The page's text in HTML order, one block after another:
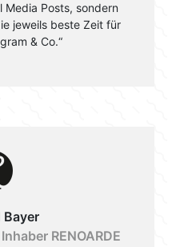
Media Posts, sondern
jeweils beste Zeit für
& Co.“
Bayer
RENOARDE